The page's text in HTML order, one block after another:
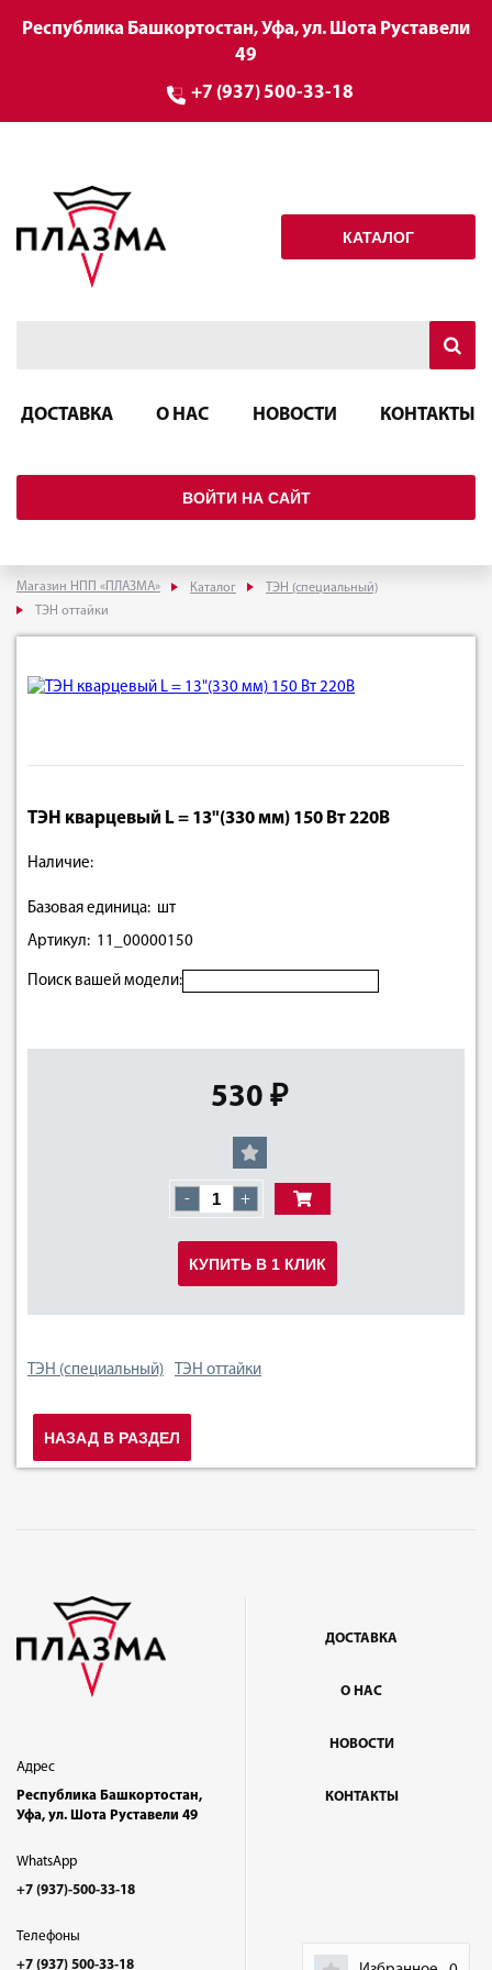
Республика Башкортостан, Уфа, ул. Шота Руставели
49
+7 (937) 500-33-18
КАТАЛОГ
ДОСТАВКА О НАС НОВОСТИ КОНТАКТЫ
ВОЙТИ НА САЙТ
Магазин НПП «ПЛАЗМА» Каталог
ТЭН (специальный)
ТЭН оттайки
ТЭН кварцевый L = 13"(330 мм) 150 Вт 220В
Наличие:
Базовая единица: шт
Артикул: 11_00000150
Поиск вашей модели:
530 ₽
- +
КУПИТЬ В 1 КЛИК
ТЭН (специальный) ТЭН оттайки
НАЗАД В РАЗДЕЛ
Адрес
Республика Башкортостан,
Уфа, ул. Шота Руставели 49
WhatsApp
+7 (937)-500-33-18
Телефоны
+7 (937) 500-33-18
ДОСТАВКА
О НАС
НОВОСТИ
КОНТАКТЫ